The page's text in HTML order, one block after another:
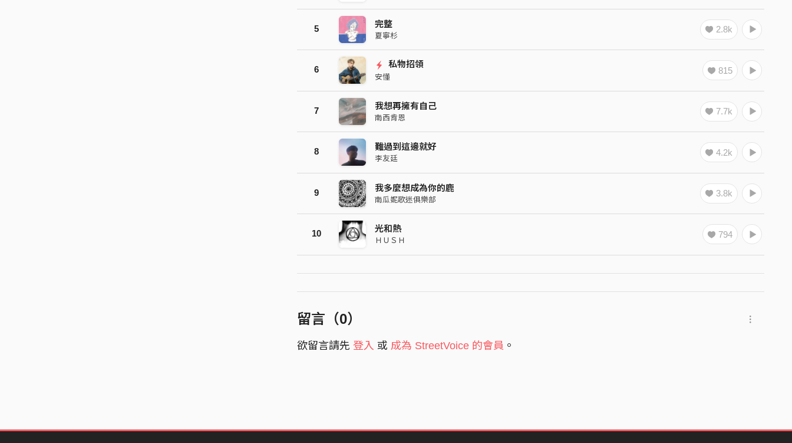
5 完整
夏寧杉
2.8k
6
私物招領
安懂
815
7 我想再擁有自己
南西肯恩
7.7k
8 難過到這邊就好
李友廷
4.2k
9 我多麼想成為你的鹿
南瓜妮歌迷俱樂部
3.8k
10 光和熱
ＨＵＳＨ
794
留言（0）
欲留言請先 登入 或 成為 StreetVoice 的會員 。